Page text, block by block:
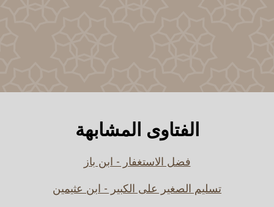
الفتاوى المشابهة
فضل الاستغفار - ابن باز
تسليم الصغير على الكبير - ابن عثيمين